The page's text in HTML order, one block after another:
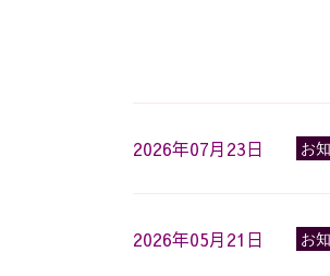
2026年07月23日 お
2026年05月21日 お